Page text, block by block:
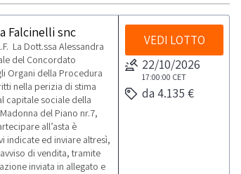
Falcinelli snc
La Dott.ssa Alessandra
del Concordato
Organi della Procedura
nella perizia di stima
capitale sociale della
del Piano nr.7,
all’asta è
indicate ed inviare altresì,
di vendita, tramite
inviata in allegato e
VEDI LOTTO
22/10/2026
17:00:00 CET
da 4.135 €